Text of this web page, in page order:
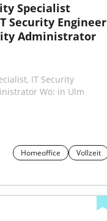
Specialist
Security Engineer
Administrator
IT Security
Wo: in Ulm
Homeoffice Vollzeit